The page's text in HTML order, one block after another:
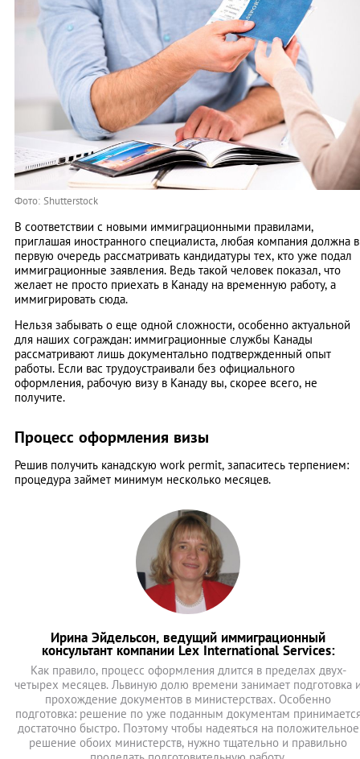
Фото: Shutterstock
В соответствии с новыми иммиграционными правилами,
приглашая иностранного специалиста, любая компания должна в
первую очередь рассматривать кандидатуры тех, кто уже подал
иммиграционные заявления. Ведь такой человек показал, что
желает не просто приехать в Канаду на временную работу, а
иммигрировать сюда.
Нельзя забывать о еще одной сложности, особенно актуальной
для наших сограждан: иммиграционные службы Канады
рассматривают лишь документально подтвержденный опыт
работы. Если вас трудоустраивали без официального
оформления, рабочую визу в Канаду вы, скорее всего, не
получите.
Процесс оформления визы
Решив получить канадскую work permit, запаситесь терпением:
процедура займет минимум несколько месяцев.
Ирина Эйдельсон, ведущий иммиграционный
консультант компании Lex International Services:
Как правило, процесс оформления длится в пределах двух-
четырех месяцев. Львиную долю времени занимает подготовка
прохождение документов в министерствах. Особенно
подготовка: решение по уже поданным документам
достаточно быстро. Поэтому чтобы надеяться на положительное
решение обоих министерств, нужно тщательно и правильно